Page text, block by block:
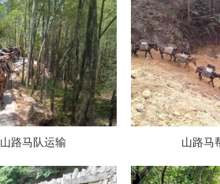
山路马队运输 山路马